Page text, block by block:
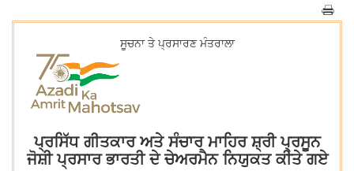
ਸੂਚਨਾ ਤੇ ਪ੍ਰਸਾਰਣ ਮੰਤਰਾਲਾ
ਪ੍ਰਸਿੱਧ ਗੀਤਕਾਰ ਅਤੇ ਸੰਚਾਰ ਮਾਹਿਰ ਸ਼੍ਰੀ ਪ੍ਰਸੂਨ
ਜੋਸ਼ੀ ਪ੍ਰਸਾਰ ਭਾਰਤੀ ਦੇ ਚੇਅਰਮੈਨ ਨਿਯੁਕਤ ਕੀਤੇ ਗਏ